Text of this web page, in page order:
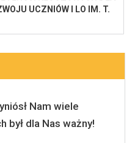
UCZNIÓW I LO IM. T.
Nam wiele
był dla Nas ważny!